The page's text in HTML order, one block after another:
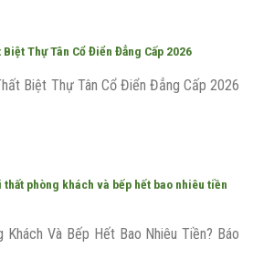
Thự Tân Cổ Điển Đẳng Cấp 2026
Biệt Thự Tân Cổ Điển Đẳng Cấp 2026
phòng khách và bếp hết bao nhiêu tiền
Khách Và Bếp Hết Bao Nhiêu Tiền? Báo